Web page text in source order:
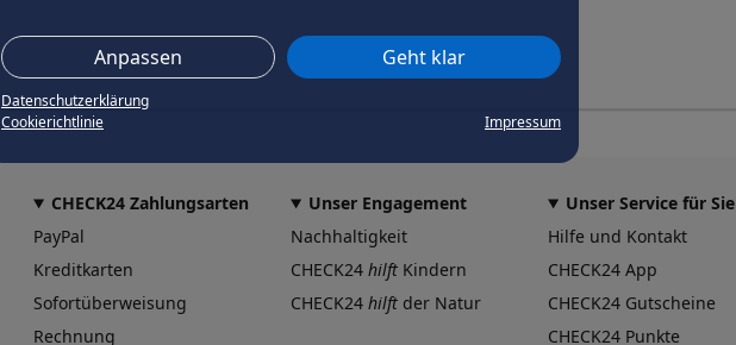
Anpassen Geht klar
Datenschutzerklärung
Cookierichtlinie
Impressum
CHECK24 Zahlungsarten
PayPal
Kreditkarten
Sofortüberweisung
Rechnung
Unser Engagement
Nachhaltigkeit
CHECK24 hilft Kindern
CHECK24 hilft der Natur
Unser Service für Sie
Hilfe und Kontakt
CHECK24 App
CHECK24 Gutscheine
CHECK24 Punkte